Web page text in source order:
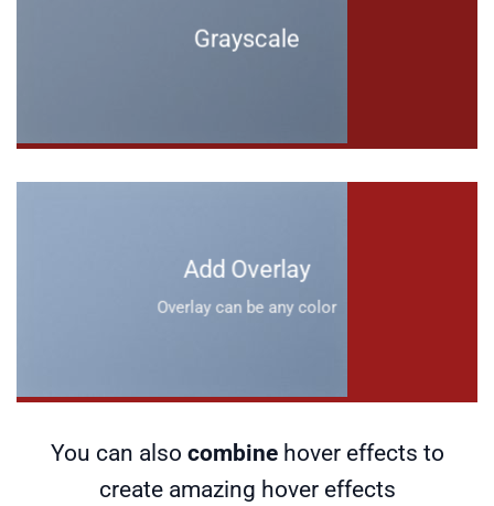
Grayscale
Add Overlay
Overlay can be any color
You can also combinehover effects to
create amazing hover effects